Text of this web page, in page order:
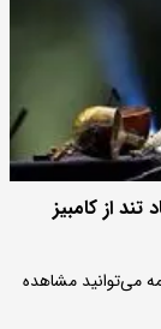
از کامبیز
می‌توانید مشاهده